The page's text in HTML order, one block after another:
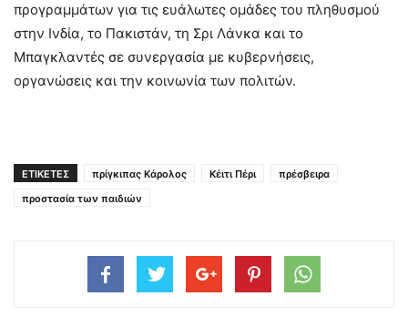
προγραμμάτων για τις ευάλωτες ομάδες του πληθυσμού
στην Ινδία, το Πακιστάν, τη Σρι Λάνκα και το
Μπαγκλαντές σε συνεργασία με κυβερνήσεις,
οργανώσεις και την κοινωνία των πολιτών.
ΕΤΙΚΕΤΕΣ πρίγκιπας Κάρολος Κέιτι Πέρι
πρέσβειρα
προστασία των παιδιών